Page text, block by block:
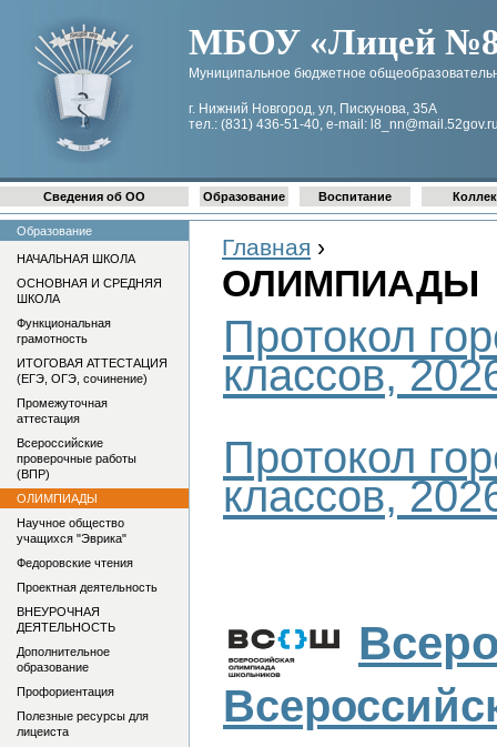
МБОУ «Лицей №8
Муниципальное бюджетное
г. Нижний Новгород, ул, Пискунова, 35А
тел.: (831) 436-51-40, e-mail:
Главная ›
ОЛИМПИАДЫ
Протокол
классов,
Протокол
классов,
Сведения об ОО Образование Воспитание
Образование
НАЧАЛЬНАЯ ШКОЛА
ОСНОВНАЯ И СРЕДНЯЯ
ШКОЛА
Функциональная
грамотность
ИТОГОВАЯ АТТЕСТАЦИЯ
(ЕГЭ, ОГЭ, сочинение)
Промежуточная
аттестация
Всероссийские
проверочные работы
(ВПР)
ОЛИМПИАДЫ
Научное общество
учащихся "Эврика"
Федоровские чтения
Проектная деятельность
ВНЕУРОЧНАЯ
ДЕЯТЕЛЬНОСТЬ
Дополнительное
образование
Профориентация
Полезные ресурсы для
лицеиста